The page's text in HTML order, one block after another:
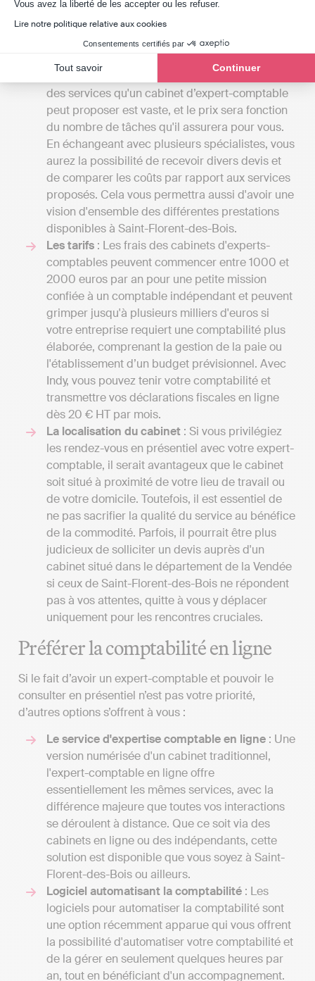
Vous avez la liberté de les accepter ou les refuser.
Lire notre politique relative aux cookies
Consentements certifiés par
Tout savoir Continuer
Vos attentes: Le coût des services proposés
par un cabinet d'expert-comptable peut
des services qu'un cabinet d’expert-comptable
peut proposer est vaste, et le prix sera fonction
du nombre de tâches qu'il assurera pour vous.
En échangeant avec plusieurs spécialistes, vous
aurez la possibilité de recevoir divers devis et
de comparer les coûts par rapport aux services
proposés. Cela vous permettra aussi d'avoir une
vision d'ensemble des différentes prestations
disponibles à Saint-Florent-des-Bois.
Les tarifs : Les frais des cabinets d'experts-
comptables peuvent commencer entre 1000 et
2000 euros par an pour une petite mission
confiée à un comptable indépendant et peuvent
grimper jusqu'à plusieurs milliers d'euros si
votre entreprise requiert une comptabilité plus
élaborée, comprenant la gestion de la paie ou
l'établissement d’un budget prévisionnel. Avec
Indy, vous pouvez tenir votre comptabilité et
transmettre vos déclarations fiscales en ligne
dès 20 € HT par mois.
La localisation du cabinet : Si vous privilégiez
les rendez-vous en présentiel avec votre expert-
comptable, il serait avantageux que le cabinet
soit situé à proximité de votre lieu de travail ou
de votre domicile. Toutefois, il est essentiel de
ne pas sacrifier la qualité du service au bénéfice
de la commodité. Parfois, il pourrait être plus
judicieux de solliciter un devis auprès d'un
cabinet situé dans le département de la Vendée
si ceux de Saint-Florent-des-Bois ne répondent
pas à vos attentes, quitte à vous y déplacer
uniquement pour les rencontres cruciales.
Préférer la comptabilité en ligne
Si le fait d’avoir un expert-comptable et pouvoir le
consulter en présentiel n’est pas votre priorité,
d’autres options s’offrent à vous :
Le service d'expertise comptable en ligne : Une
version numérisée d'un cabinet traditionnel,
l'expert-comptable en ligne offre
essentiellement les mêmes services, avec la
différence majeure que toutes vos interactions
se déroulent à distance. Que ce soit via des
cabinets en ligne ou des indépendants, cette
solution est disponible que vous soyez à Saint-
Florent-des-Bois ou ailleurs.
Logiciel automatisant la comptabilité : Les
logiciels pour automatiser la comptabilité sont
une option récemment apparue qui vous offrent
la possibilité d'automatiser votre comptabilité et
de la gérer en seulement quelques heures par
an, tout en bénéficiant d'un accompagnement.